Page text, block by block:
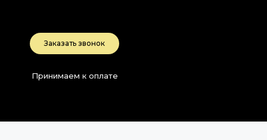
Заказать звонок
Принимаем к оплате